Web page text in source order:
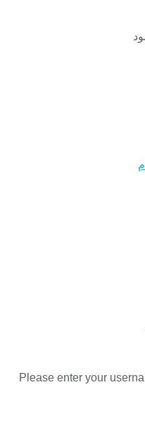
Please enter your